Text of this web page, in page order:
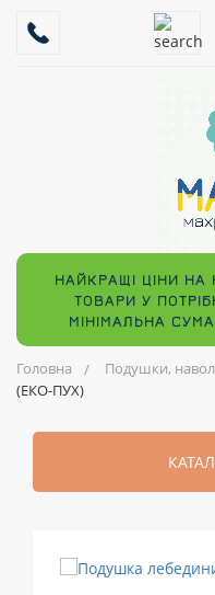
НАЙКРАЩІ ЦІНИ
ТОВАРИ У
МІНІМАЛЬНА
Головна Подушки,
(ЕКО-ПУХ)